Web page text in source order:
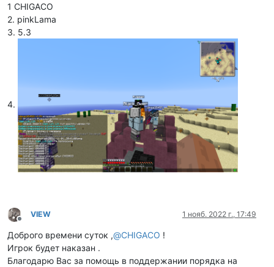
1 СHIGACO
2. pinkLama
3. 5.3
4.
Не в сети
VIEW 1 нояб. 2022 г., 17:49
Доброго времени суток ,@CHIGACO !
Игрок будет наказан .
Благодарю Вас за помощь в поддержании порядка на